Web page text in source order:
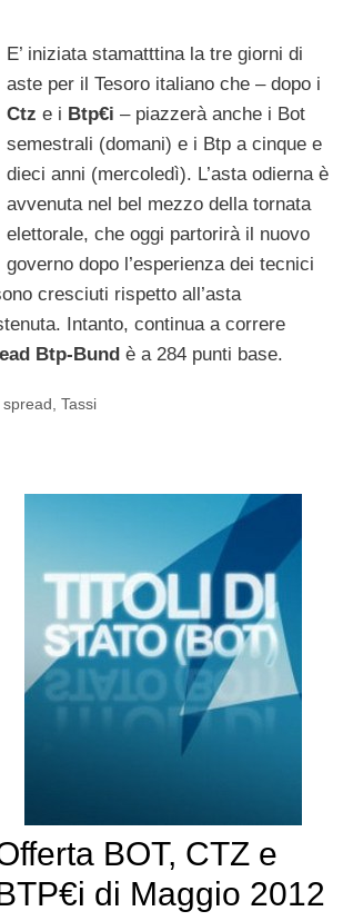
E’ iniziata stamatttina la tre giorni di
aste per il Tesoro italiano che – dopo i
Ctz e i Btp€i – piazzerà anche i Bot
semestrali (domani) e i Btp a cinque e
dieci anni (mercoledì). L’asta odierna è
avvenuta nel bel mezzo della tornata
elettorale, che oggi partorirà il nuovo
governo dopo l’esperienza dei tecnici
cresciuti rispetto all’asta
Intanto, continua a correre
Btp-Bund è a 284 punti base.
,spread ,Tassi
BOT, CTZ e
di Maggio 2012